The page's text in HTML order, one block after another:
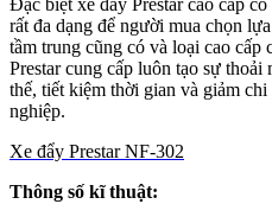
Đặc biệt xe đẩy Prestar cao cấp
rất đa dạng để người mua chọn
tầm trung cũng có và loại cao cấp
Prestar cung cấp luôn tạo sự
thế, tiết kiệm thời gian và giảm
nghiệp.
Xe đẩy Prestar NF-302
Thông số kĩ thuật: